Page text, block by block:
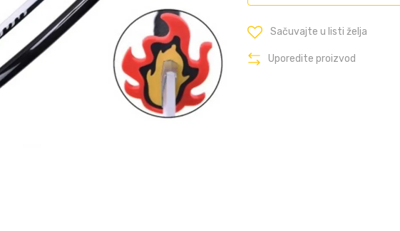
Sačuvajte u listi želja
Uporedite proizvod